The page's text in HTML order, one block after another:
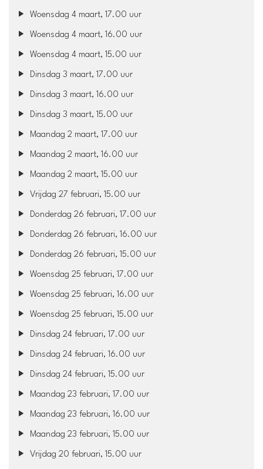
Woensdag 4 maart, 17.00 uur
Woensdag 4 maart, 16.00 uur
Woensdag 4 maart, 15.00 uur
Dinsdag 3 maart, 17.00 uur
Dinsdag 3 maart, 16.00 uur
Dinsdag 3 maart, 15.00 uur
Maandag 2 maart, 17.00 uur
Maandag 2 maart, 16.00 uur
Maandag 2 maart, 15.00 uur
Vrijdag 27 februari, 15.00 uur
Donderdag 26 februari, 17.00 uur
Donderdag 26 februari, 16.00 uur
Donderdag 26 februari, 15.00 uur
Woensdag 25 februari, 17.00 uur
Woensdag 25 februari, 16.00 uur
Woensdag 25 februari, 15.00 uur
Dinsdag 24 februari, 17.00 uur
Dinsdag 24 februari, 16.00 uur
Dinsdag 24 februari, 15.00 uur
Maandag 23 februari, 17.00 uur
Maandag 23 februari, 16.00 uur
Maandag 23 februari, 15.00 uur
Vrijdag 20 februari, 15.00 uur